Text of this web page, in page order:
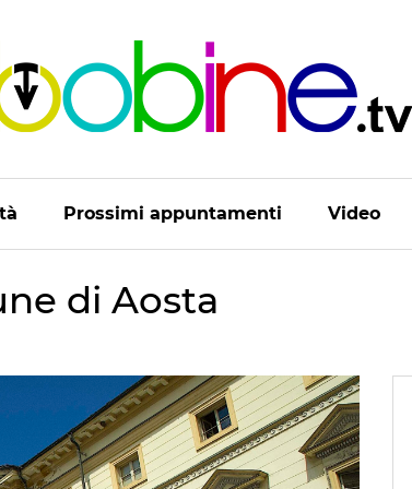
Prossimi appuntamenti Video
di Aosta